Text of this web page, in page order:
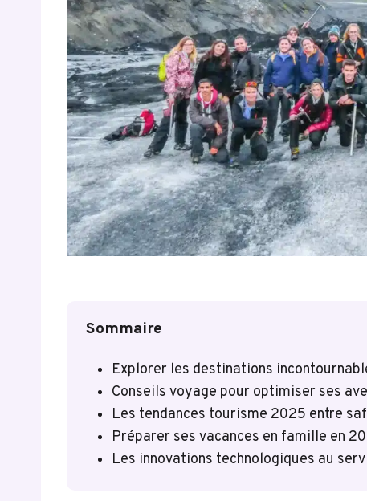
Sommaire
Explorer les destinations
Conseils voyage pour optimiser ses
Les tendances tourisme 2025 entre
Préparer ses vacances en famille en
Les innovations technologiques au